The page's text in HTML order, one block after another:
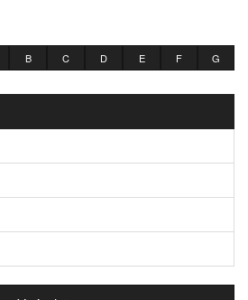
B C D E F G